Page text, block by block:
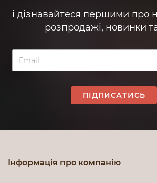
і дізнавайтеся першими про
розпродажі, новинки та
ПІДПИСАТИСЬ
Інформація про компанію